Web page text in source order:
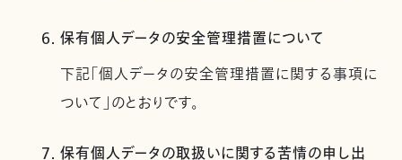
6. 保有個人データの安全管理措置について
下記「個人データの安全管理措置に関する事項に
ついて」のとおりです。
7. 保有個人データの取扱いに関する苦情の申し出